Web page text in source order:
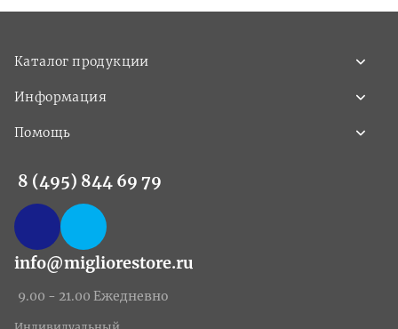
Каталог продукции
Информация
Помощь
8 (495) 844 69 79
info@migliorestore.ru
9.00 - 21.00 Ежедневно